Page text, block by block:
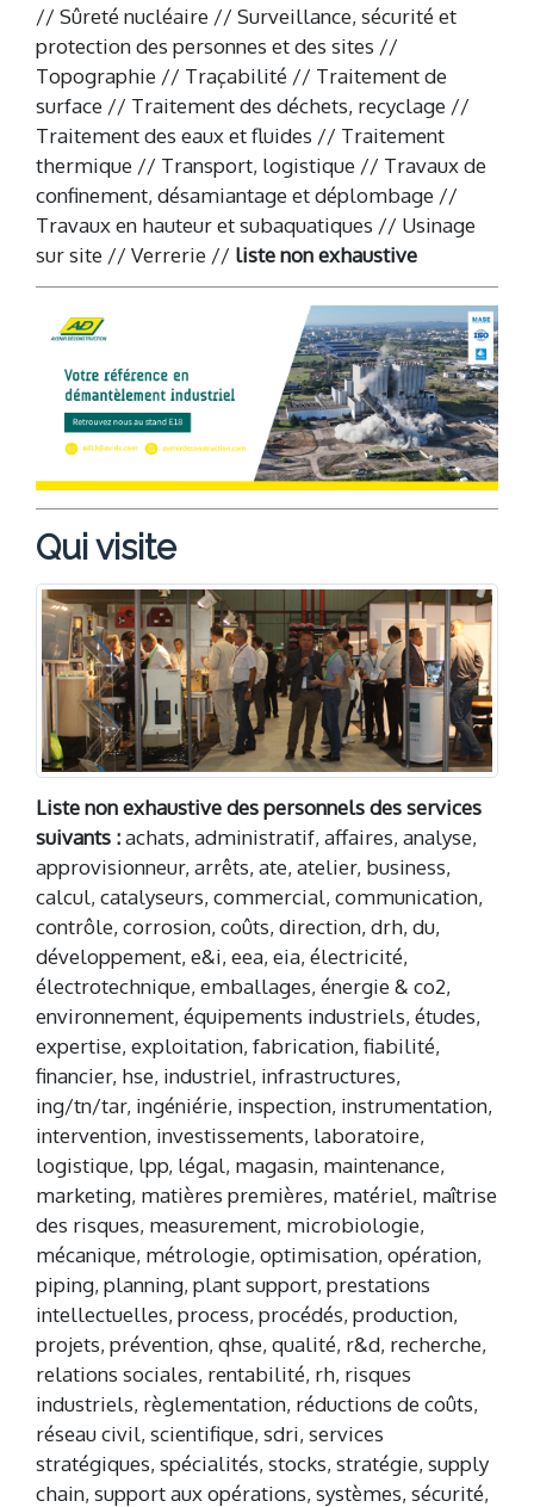
// Sûreté nucléaire // Surveillance, sécurité et
protection des personnes et des sites //
Topographie // Traçabilité // Traitement de
surface // Traitement des déchets, recyclage //
Traitement des eaux et fluides // Traitement
thermique // Transport, logistique // Travaux de
confinement, désamiantage et déplombage //
Travaux en hauteur et subaquatiques // Usinage
sur site // Verrerie // liste non exhaustive
Qui visite
Liste non exhaustive des personnels des services
suivants :achats, administratif, affaires, analyse,
approvisionneur, arrêts, ate, atelier, business,
calcul, catalyseurs, commercial, communication,
contrôle, corrosion, coûts, direction, drh, du,
développement, e&i, eea, eia, électricité,
électrotechnique, emballages, énergie & co2,
environnement, équipements industriels, études,
expertise, exploitation, fabrication, fiabilité,
financier, hse, industriel, infrastructures,
ing/tn/tar, ingéniérie, inspection, instrumentation,
intervention, investissements, laboratoire,
logistique, lpp, légal, magasin, maintenance,
marketing, matières premières, matériel, maîtrise
des risques, measurement, microbiologie,
mécanique, métrologie, optimisation, opération,
piping, planning, plant support, prestations
intellectuelles, process, procédés, production,
projets, prévention, qhse, qualité, r&d, recherche,
relations sociales, rentabilité, rh, risques
industriels, règlementation, réductions de coûts,
réseau civil, scientifique, sdri, services
stratégiques, spécialités, stocks, stratégie, supply
chain, support aux opérations, systèmes, sécurité,